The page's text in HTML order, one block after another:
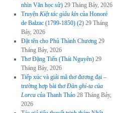
nhìn Văn học sử) 29 Tháng Bảy, 2026
Truyện Kiệt tác giấu kíncủa Honoré
de Balzac (1799-1850) (2) 29 Tháng
Bảy, 2026
Đặt tên cho Phủ Thành Chương 29
Tháng Bảy, 2026
Thơ Đặng Tiến (Thái Nguyên) 29
Tháng Bảy, 2026
Tiếp xúc và giải mã thơ đương đại –
trường hợp bài thơĐàn ghi-ta của
Lorcacủa Thanh Thảo 28 Tháng Bảy,
2026